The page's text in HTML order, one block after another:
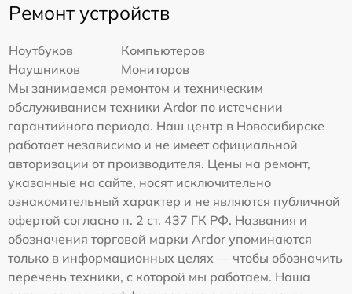
Ремонт устройств
Ноутбуков
Компьютеров
Наушников
Мониторов
Мы занимаемся ремонтом и техническим
обслуживанием техники Ardor по истечении
гарантийного периода. Наш центр в Новосибирске
работает независимо и не имеет официальной
авторизации от производителя. Цены на ремонт,
указанные на сайте, носят исключительно
ознакомительный характер и не являются публичной
офертой согласно п. 2 ст. 437 ГК РФ. Названия и
обозначения торговой марки Ardor упоминаются
только в информационных целях — чтобы обозначить
перечень техники, с которой мы работаем. Наша